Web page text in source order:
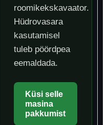
roomikekskavaator.
Hüdrovasara
kasutamisel
tuleb pöördpea
eemaldada.
Küsi selle
masina
pakkumist